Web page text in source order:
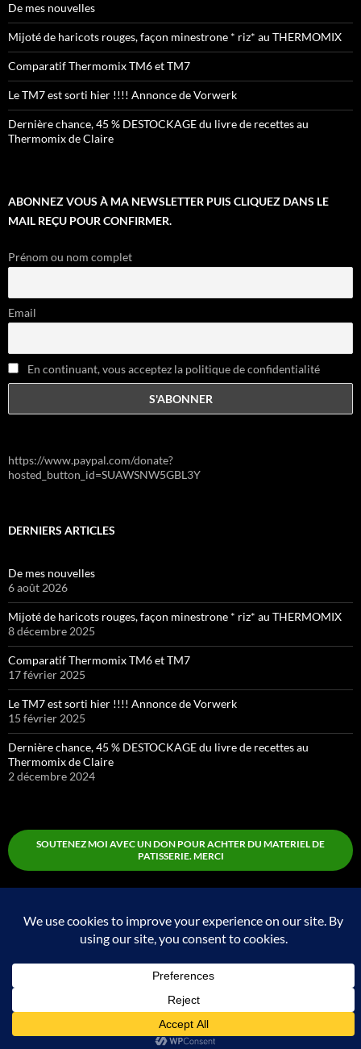
De mes nouvelles
Mijoté de haricots rouges, façon minestrone * riz* au THERMOMIX
Comparatif Thermomix TM6 et TM7
Le TM7 est sorti hier !!!! Annonce de Vorwerk
Dernière chance, 45 % DESTOCKAGE du livre de recettes au
Thermomix de Claire
ABONNEZ VOUS À MA NEWSLETTER PUIS CLIQUEZ DANS LE
MAIL REÇU POUR CONFIRMER.
Prénom ou nom complet
Email
En continuant, vous acceptez la politique de confidentialité
https://www.paypal.com/donate?
hosted_button_id=SUAWSNW5GBL3Y
DERNIERS ARTICLES
De mes nouvelles
6 août 2026
Mijoté de haricots rouges, façon minestrone * riz* au THERMOMIX
8 décembre 2025
Comparatif Thermomix TM6 et TM7
17 février 2025
Le TM7 est sorti hier !!!! Annonce de Vorwerk
15 février 2025
Dernière chance, 45 % DESTOCKAGE du livre de recettes au
Thermomix de Claire
2 décembre 2024
SOUTENEZ MOI AVEC UN DON POUR ACHTER DU MATERIEL DE
PATISSERIE. MERCI
Boutique Fièrement propulsé par WordPress